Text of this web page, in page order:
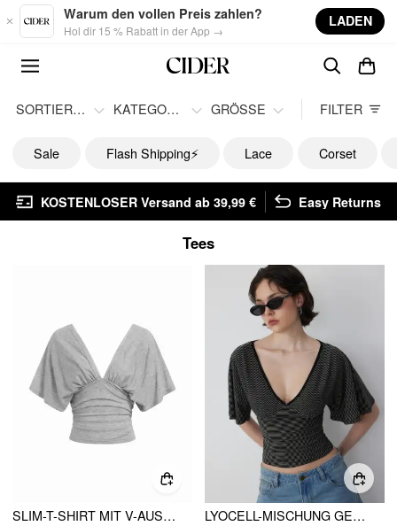
Skip to main content
Warum den vollen Preis zahlen?
Hol dir 15 % Rabatt in der App →
LADEN
SORTIEREN KATEGORIE GRÖSSE FILTER
Sale Flash Shipping⚡️ Lace Corset
KOSTENLOSER Versand ab 39,99 € Easy Returns
Tees
SLIM-T-SHIRT MIT V-AUSSCHNITT, FLEDERMAUSÄRMELN UND RAFFUNG
LYOCELL-MISCHUNG GESTREIFTE V-AUSSCHNITT WICKELÄRMEL UMHANG-OPTIK RÜSCHEN-TIE-BACK OBERTEIL